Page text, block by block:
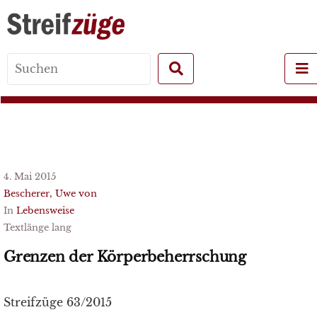
for:
4. Mai 2015
Bescherer, Uwe von
In Lebensweise
Textlänge lang
Grenzen der Körperbeherrschung
Streifzüge 63/2015